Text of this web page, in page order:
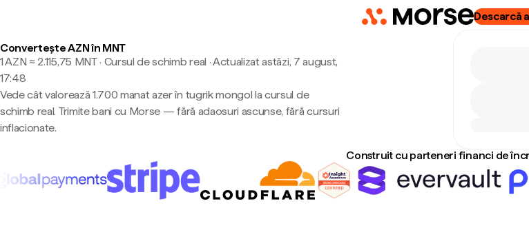
Descarcă
Convertește AZN în MNT
1 AZN ≈ 2.115,75 MNT · Cursul de schimb real ·Actualizat astăzi, 7 august,
17:48
Vede cât valorează 1.700 manat azer în tugrik mongol la cursul de
schimb real. Trimite bani cu Morse — fără adaosuri ascunse, fără cursuri
inflacionate.
Construit cu parteneri financi de